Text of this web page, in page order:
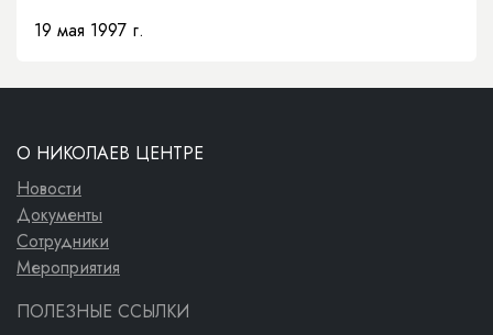
19 мая 1997 г.
О НИКОЛАЕВ ЦЕНТРЕ
Новости
Документы
Сотрудники
Мероприятия
ПОЛЕЗНЫЕ ССЫЛКИ